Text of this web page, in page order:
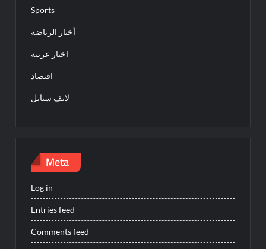
Sports
أخبار الرياضة
اخبار عربية
اقتصاد
لايف ستايل
Meta
Log in
Entries feed
Comments feed